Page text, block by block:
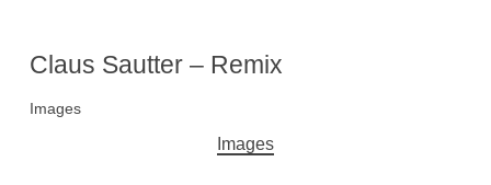
Claus Sautter – Remix
Images
Hauptnavigation
Images